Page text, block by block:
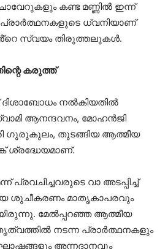
കണ്ട മണ്ണിൽ ഇന്ന്
ധ്വനിയാണ്
സ്വയം തിരുത്തലുകൾ.
കരുത്ത്
നൽകിയതിൽ
ആനന്ദവനം, മോഹൻജി
ഗുരുകുലം, തുടങ്ങിയ ആത്മീയ
ശ്രദ്ധേയമാണ്.
പ്രവചിച്ചവരുടെ വാ അടപ്പിച്ച്
ശുചീകരണം മാതൃകാപരവും
മേൽപ്പറഞ്ഞ ആത്മീയ
നടന്ന പ്രാർത്ഥനകളും
അന്നദാനവും